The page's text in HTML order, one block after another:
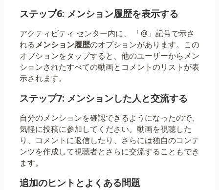
ステップ6: メンション履歴を表示する
アクティビティ センター内に、 「@」記号で示さ
れるメンション履歴のオプションがあります。この
オプションをタップすると、他のユーザーからメン
ションされたすべての動画とコメントのリストが表
示されます。
ステップ7: メンションした人と交流する
自分のメンションを確認できるようになったので、
気軽に投稿に参加してください。動画を視聴した
り、コメントに返信したり、さらには独自のコンテ
ンツを作成して視聴者とさらに交流することもでき
ます。
追加のヒントとよくある問題